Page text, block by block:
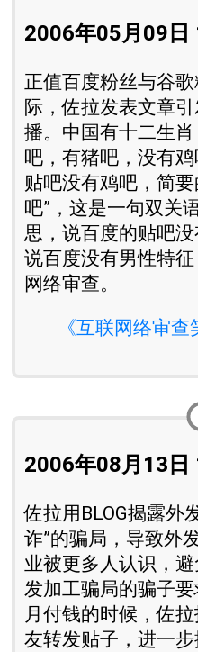
2006年05月09日
正值百度粉丝与谷
际，佐拉发表文章
播。中国有十二生
吧，有猪吧，没有
贴吧没有鸡吧，简
吧”，这是一句双关
思，说百度的贴吧
说百度没有男性特
网络审查。
《互联网络审
2006年08月13日
佐拉用BLOG揭露外
诈”的骗局，导致外
业被更多人认识，
发加工骗局的骗子
月付钱的时候，佐
友转发贴子，进一